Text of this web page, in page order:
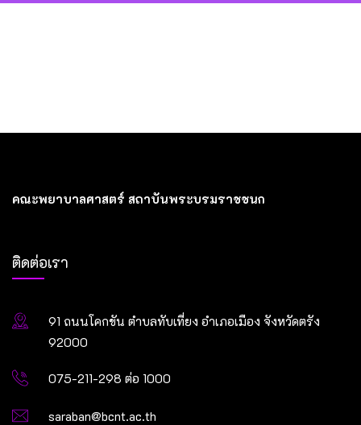
คณะพยาบาลศาสตร์ สถาบันพระบรมราชชนก
ติดต่อเรา
91 ถนนโคกขัน ตำบลทับเที่ยง อำเภอเมือง จังหวัดตรัง
92000
075-211-298 ต่อ 1000
saraban@bcnt.ac.th